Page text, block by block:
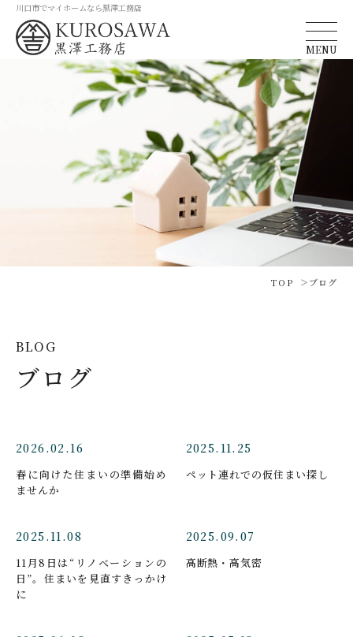
川口市でマイホームなら黒澤工務店
MENU
TOP ブログ
BLOG
ブログ
2026.02.16
春に向けた住まいの準備始め
ませんか
2025.11.25
ペット連れでの仮住まい探し
2025.11.08
11月8日は“リノベーションの
日”。住まいを見直すきっかけ
に
2025.09.07
高断熱・高気密